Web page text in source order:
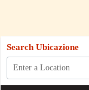
Search Ubicazione